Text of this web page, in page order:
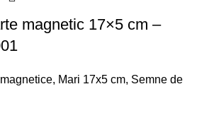
magnetic 17×5 cm –
, Mari 17x5 cm, Semne de